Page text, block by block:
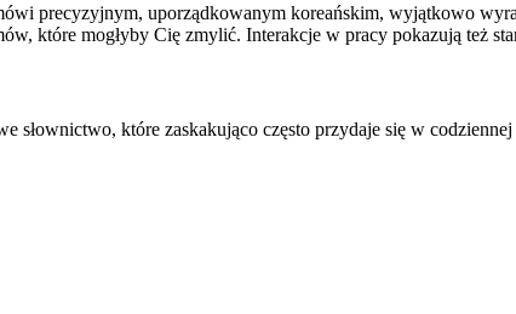
precyzyjnym, uporządkowanym koreańskim, wyjątkowo
które mogłyby Cię zmylić. Interakcje w pracy pokazują też
słownictwo, które zaskakująco często przydaje się w